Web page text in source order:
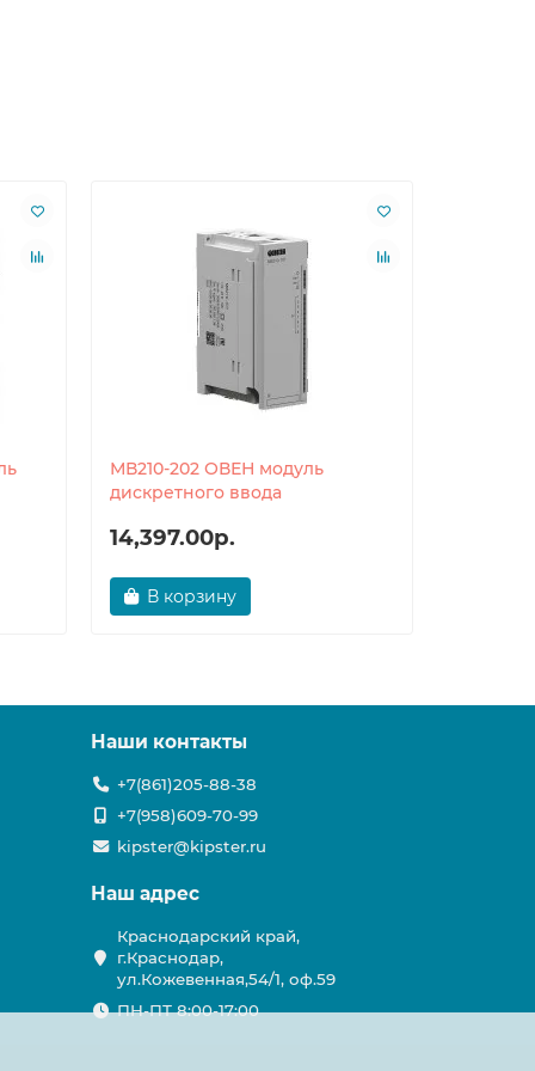
МВ210-202 ОВЕН модуль
дискретного ввода
14,397.00р.
В корзину
Наши контакты
+7(861)205-88-38
+7(958)609-70-99
kipster@kipster.ru
Наш адрес
Краснодарский край,
г.Краснодар,
ул.Кожевенная,54/1, оф.59
ПН-ПТ 8:00-17:00